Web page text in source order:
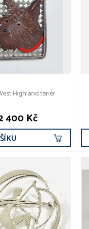
Highland teriér
400 Kč